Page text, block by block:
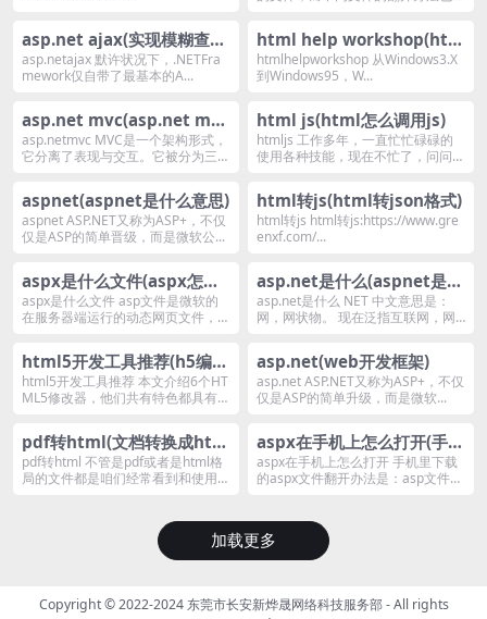
asp.net ajax(实现模糊查
询)
asp.netajax 默许状况下，.NETFra
mework仅自带了最基本的A...
html help workshop(htm
l help workshop怎么用)
htmlhelpworkshop 从Windows3.X
到Windows95，W...
asp.net mvc(asp.net mvc
面试题答案)
asp.netmvc MVC是一个架构形式，
它分离了表现与交互。它被分为三个
html js(html怎么调用js)
htmljs 工作多年，一直忙忙碌碌的
使用各种技能，现在不忙了，问问自
aspnet(aspnet是什么意思)
aspnet ASP.NET又称为ASP+，不仅
仅是ASP的简单晋级，而是微软公...
html转js(html转json格式)
html转js html转js:https://www.gre
enxf.com/...
aspx是什么文件(aspx怎么
打开？)
aspx是什么文件 asp文件是微软的
在服务器端运行的动态网页文件，通
asp.net是什么(aspnet是前
端还是后端)
asp.net是什么 NET 中文意思是：
网，网状物。 现在泛指互联网，网
html5开发工具推荐(h5编辑
器有哪些)
html5开发工具推荐 本文介绍6个HT
ML5修改器，他们共有特色都具有很
asp.net(web开发框架)
asp.net ASP.NET又称为ASP+，不仅
仅是ASP的简单升级，而是微软...
pdf转html(文档转换成htm
l)
pdf转html 不管是pdf或者是html格
局的文件都是咱们经常看到和使用的
aspx在手机上怎么打开(手机
能打开么？)
aspx在手机上怎么打开 手机里下载
的aspx文件翻开办法是：asp文件都
加载更多
Copyright © 2022-2024 东莞市长安新烨晟网络科技服务部- All rights